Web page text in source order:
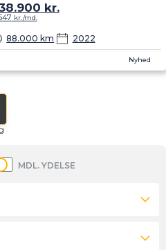
Nyhed
88.000 km 2022
kr.
kr./md.
MDL. YDELSE